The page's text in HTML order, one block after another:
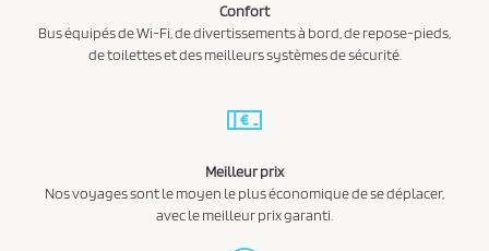
Confort
Bus équipés de Wi-Fi, de divertissements à bord, de repose-pieds,
de toilettes et des meilleurs systèmes de sécurité.
Meilleur prix
Nos voyages sont le moyen le plus économique de se déplacer,
avec le meilleur prix garanti.